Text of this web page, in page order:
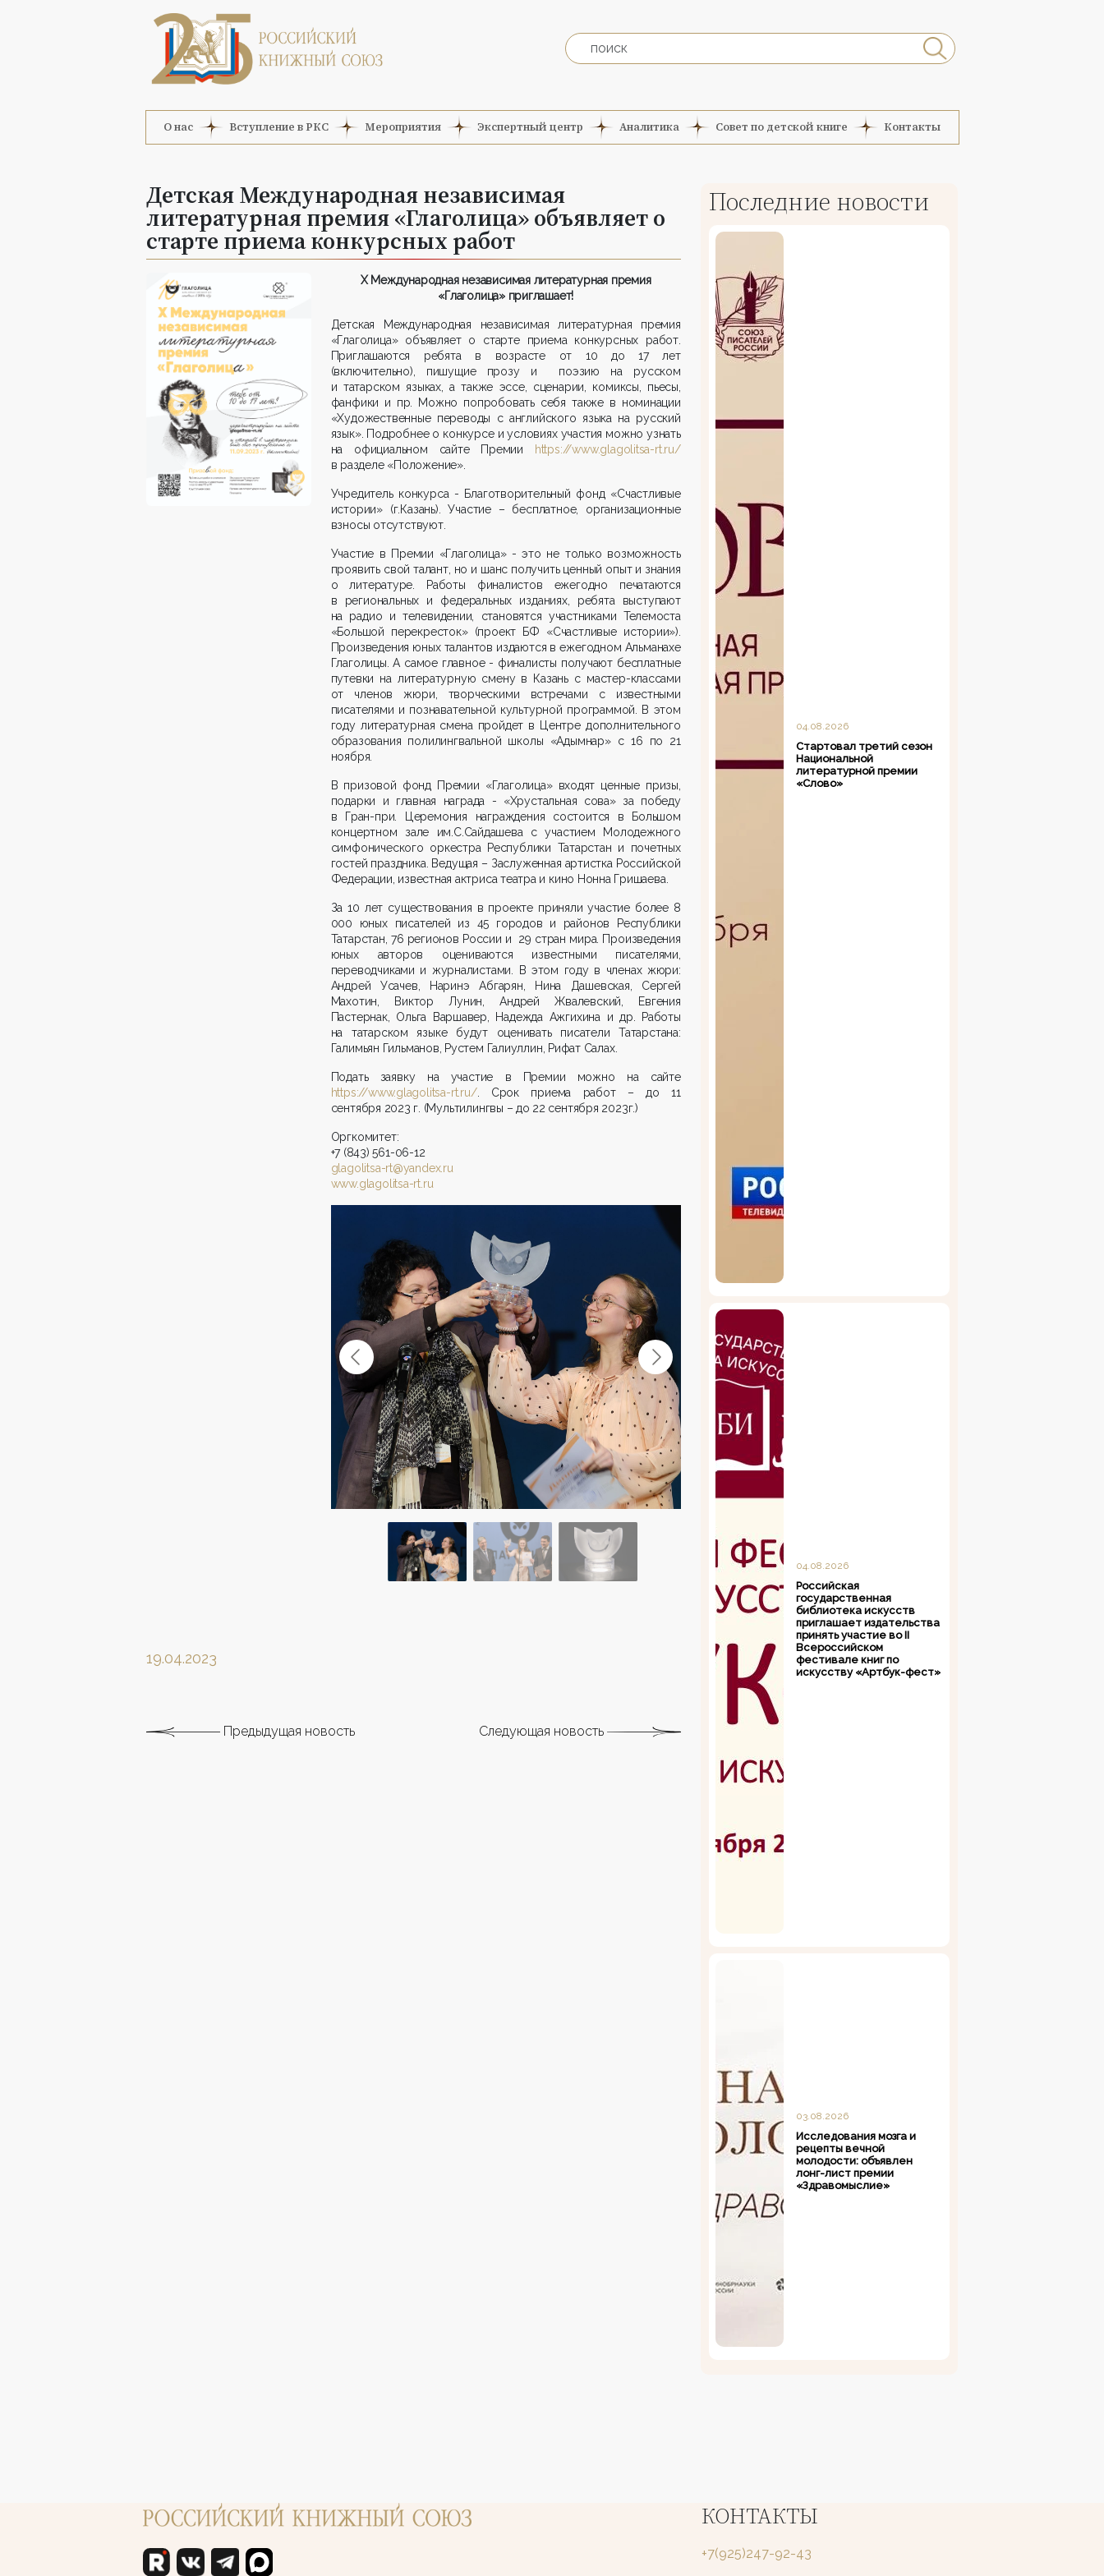
О нас Вступление в РКС Мероприятия Экспертный центр Аналитика Совет по детской книге Контакты
Детская Международная независимая
литературная премия «Глаголица» объявляет о
старте приема конкурсных работ
X Международная независимая литературная премия
«Глаголица» приглашает!
Детская Международная независимая литературная премия
«Глаголица» объявляет о старте приема конкурсных работ.
Приглашаются ребята в возрасте от 10 до 17 лет
(включительно), пишущие прозу и поэзию на русском
и татарском языках, а также эссе, сценарии, комиксы, пьесы,
фанфики и пр. Можно попробовать себя также в номинации
«Художественные переводы с английского языка на русский
язык». Подробнее о конкурсе и условиях участия можно узнать
на официальном сайте Премии https://www.glagolitsa-rt.ru/
в разделе «Положение».
Учредитель конкурса - Благотворительный фонд «Счастливые
истории» (г.Казань). Участие – бесплатное, организационные
взносы отсутствуют.
Участие в Премии «Глаголица» - это не только возможность
проявить свой талант, но и шанс получить ценный опыт и знания
о литературе. Работы финалистов ежегодно печатаются
в региональных и федеральных изданиях, ребята выступают
на радио и телевидении, становятся участниками Телемоста
«Большой перекресток» (проект БФ «Счастливые истории»).
Произведения юных талантов издаются в ежегодном Альманахе
Глаголицы. А самое главное - финалисты получают бесплатные
путевки на литературную смену в Казань с мастер-классами
от членов жюри, творческими встречами с известными
писателями и познавательной культурной программой. В этом
году литературная смена пройдет в Центре дополнительного
образования пoлилингвальной школы «Адымнар» с 16 по 21
ноября.
В призовой фонд Премии «Глаголица» входят ценные призы,
подарки и главная награда - «Хрустальная сова» за победу
в Гран-при. Церемония награждения состоится в Большом
концертном зале им.С.Сайдашева с участием Молодежного
симфонического оркестра Республики Татарстан и почетных
гостей праздника. Ведущая – Заслуженная артистка Российской
Федерации, известная актриса театра и кино Нонна Гришаева.
За 10 лет существования в проекте приняли участие более 8
000 юных писателей из 45 городов и районов Республики
Татарстан, 76 регионов России и 29 стран мира. Произведения
юных авторов оцениваются известными писателями,
переводчиками и журналистами. В этом году в членах жюри:
Андрей Усачев, Наринэ Абгарян, Нина Дашевская, Сергей
Махотин, Виктор Лунин, Андрей Жвалевский, Евгения
Пастернак, Ольга Варшавер, Надежда Ажгихина и др. Работы
на татарском языке будут оценивать писатели Татарстана:
Галимьян Гильманов, Рустем Галиуллин, Рифат Салах.
Подать заявку на участие в Премии можно на сайте
https://www.glagolitsa-rt.ru/. Срок приема работ – до 11
сентября 2023 г. (Мультилингвы – до 22 сентября 2023г.)
Оргкомитет:
+7 (843) 561-06-12
glagolitsa-rt@yandex.ru
www.glagolitsa-rt.ru
19.04.2023
Предыдущая новость Следующая новость
Последние новости
04.08.2026
Стартовал третий сезон
Национальной
литературной премии
«Слово»
04.08.2026
Российская
государственная
библиотека искусств
приглашает издательства
принять участие во II
Всероссийском
фестивале книг по
искусству «Артбук-фест»
03.08.2026
Исследования мозга и
рецепты вечной
молодости: объявлен
лонг-лист премии
«Здравомыслие»
КОНТАКТЫ
+7(925)247-92-43